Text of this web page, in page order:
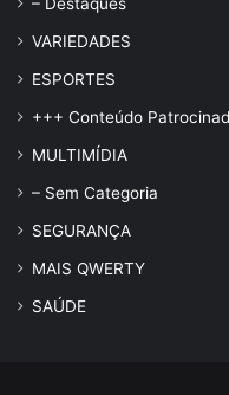
VARIEDADES
ESPORTES
+++ Conteúdo
MULTIMÍDIA
– Sem Categoria
SEGURANÇA
MAIS QWERTY
SAÚDE